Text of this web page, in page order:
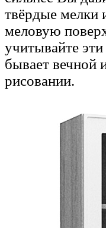
твёрдые мелки
меловую
учитывайте
бывает вечной
рисовании.